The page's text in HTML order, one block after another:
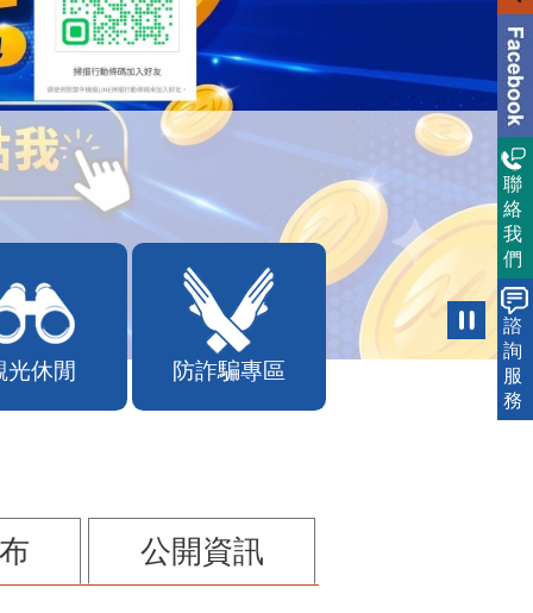
光休閒 防詐騙專區
公開資訊
聯
絡
我
們
諮
詢
服
務